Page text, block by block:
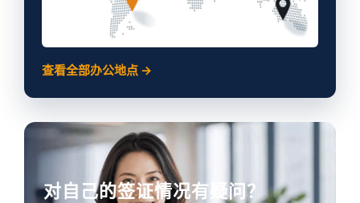
查看全部办公地点 →
对自己的签证情况有疑问？